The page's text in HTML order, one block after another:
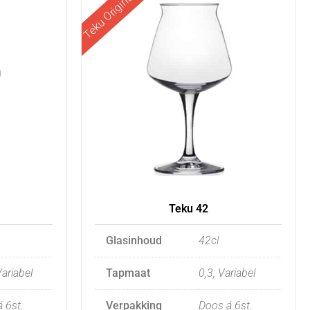
6st.
Teku Original
Teku 42
Glasinhoud 42cl
Tapmaat 0,3, Variabel
Verpakking Doos á 6st.
product
variants.
The
options
may
be
chosen
product
page